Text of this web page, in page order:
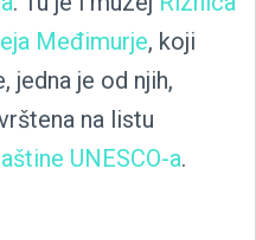
Međimurje, koji
jedna je od njih,
na listu
UNESCO-a.